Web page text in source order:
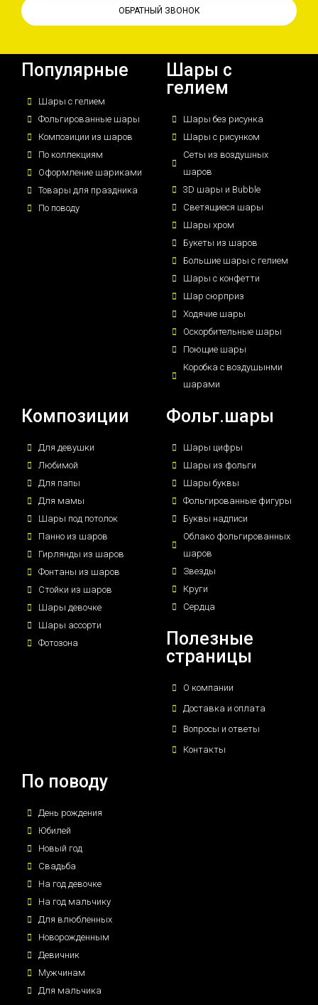
ОБРАТНЫЙ ЗВОНОК
Популярные
Шары с гелием
Фольгированные шары
Композиции из шаров
По коллекциям
Оформление шариками
Товары для праздника
По поводу
Шары с
гелием
Шары без рисунка
Шары с рисунком
Сеты из воздушных
шаров
3D шары и Bubble
Светящиеся шары
Шары хром
Букеты из шаров
Большие шары с гелием
Шары с конфетти
Шар сюрприз
Ходячие шары
Оскорбительные шары
Поющие шары
Коробка с воздушынми
шарами
Композиции
Для девушки
Любимой
Для папы
Для мамы
Шары под потолок
Панно из шаров
Гирлянды из шаров
Фонтаны из шаров
Стойки из шаров
Шары девочке
Шары ассорти
Фотозона
Фольг.шары
Шары цифры
Шары из фольги
Шары буквы
Фольгированные фигуры
Буквы надписи
Облако фольгированных
шаров
Звезды
Круги
Сердца
Полезные
страницы
О компании
Доставка и оплата
Вопросы и ответы
Контакты
По поводу
День рождения
Юбилей
Новый год
Свадьба
На год девочке
На год мальчику
Для влюбленных
Новорожденным
Девичник
Мужчинам
Для мальчика